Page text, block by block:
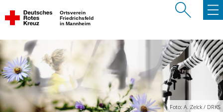
Ortsverein
Friedrichsfeld
in Mannheim
Foto: A. Zelck / DRKS